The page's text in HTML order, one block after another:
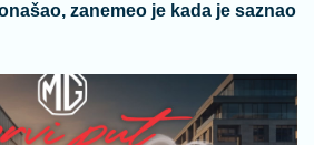
zanemeo je kada je saznao